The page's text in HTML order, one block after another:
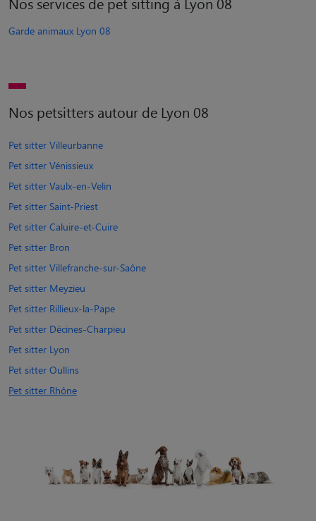
Garde animaux Lyon 08
Nos petsitters autour de Lyon 08
Pet sitter Villeurbanne
Pet sitter Vénissieux
Pet sitter Vaulx-en-Velin
Pet sitter Saint-Priest
Pet sitter Caluire-et-Cuire
Pet sitter Bron
Pet sitter Villefranche-sur-Saône
Pet sitter Meyzieu
Pet sitter Rillieux-la-Pape
Pet sitter Décines-Charpieu
Pet sitter Lyon
Pet sitter Oullins
Pet sitter Rhône